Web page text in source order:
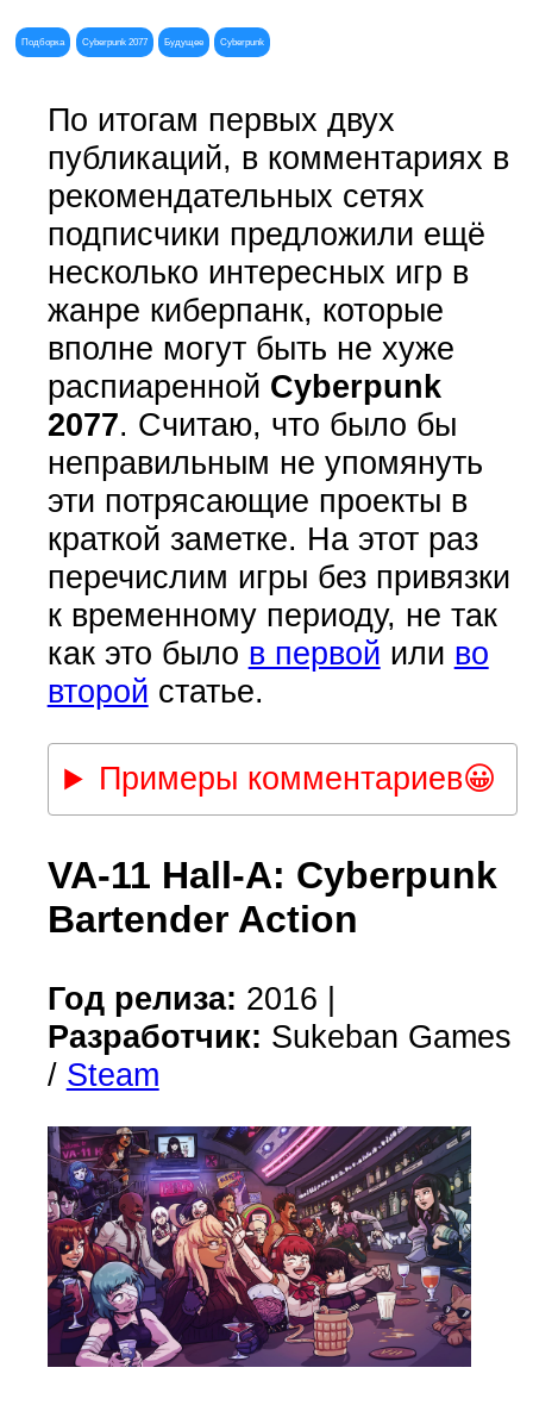
Подборка Cyberpunk 2077 Будущее Cyberpunk
По итогам первых двух
публикаций, в комментариях в
рекомендательных сетях
подписчики предложили ещё
несколько интересных игр в
жанре киберпанк, которые
вполне могут быть не хуже
распиаренной Cyberpunk
2077. Считаю, что было бы
неправильным не упомянуть
эти потрясающие проекты в
краткой заметке. На этот раз
перечислим игры без привязки
к временному периоду, не так
как это было в первой или во
второй статье.
Примеры комментариев😀
VA-11 Hall-A: Cyberpunk
Bartender Action
Год релиза: 2016 |
Разработчик: Sukeban Games
/ Steam